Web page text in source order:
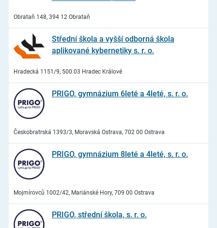
Obrataň 148, 394 12 Obrataň
Střední škola a vyšší odborná škola
aplikované kybernetiky s. r. o.
Hradecká 1151/9, 500 03 Hradec Králové
PRIGO, gymnázium 6leté a 4leté, s. r. o.
Českobratrská 1393/3, Moravská Ostrava, 702 00 Ostrava
PRIGO, gymnázium 8leté a 4leté, s. r. o.
Mojmírovců 1002/42, Mariánské Hory, 709 00 Ostrava
PRIGO, střední škola, s. r. o.